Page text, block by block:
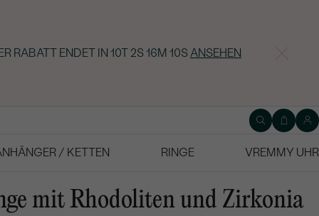
RABATT ENDET IN 10T 2S 16M 10SANSEHEN
/ KETTEN RINGE
VREMMY UHR
mit Rhodoliten und Zirkonia